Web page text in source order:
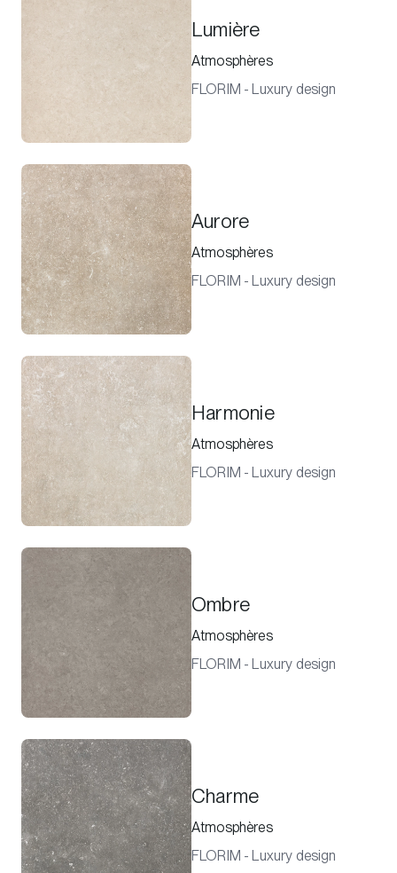
Lumière
Atmosphères
FLORIM - Luxury design
Aurore
Atmosphères
FLORIM - Luxury design
Harmonie
Atmosphères
FLORIM - Luxury design
Ombre
Atmosphères
FLORIM - Luxury design
Charme
Atmosphères
FLORIM - Luxury design